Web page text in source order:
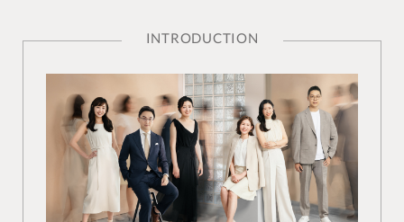
INTRODUCTION